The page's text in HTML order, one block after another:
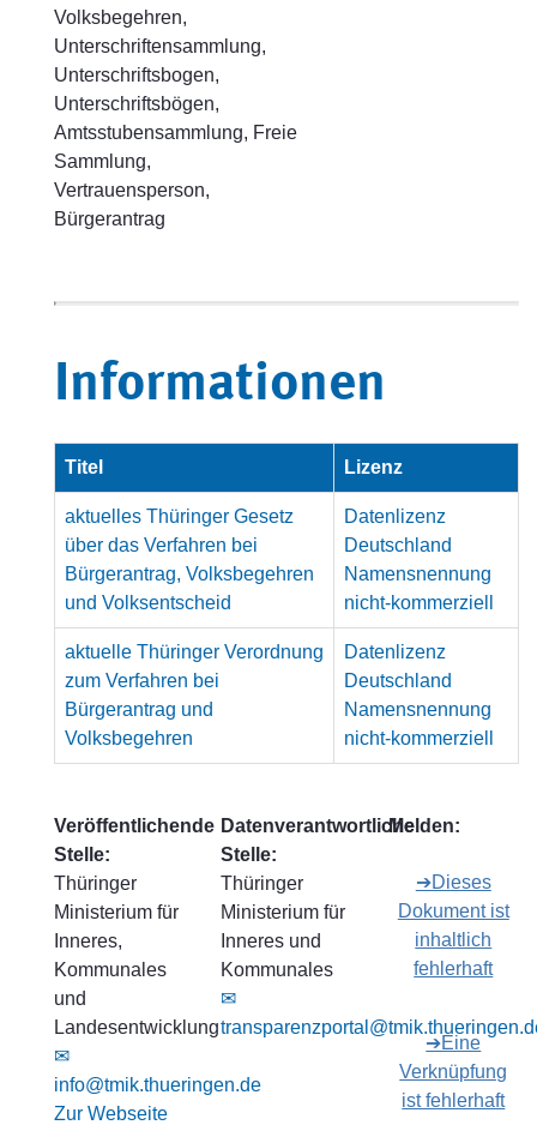
Volksbegehren,
Unterschriftensammlung,
Unterschriftsbogen,
Unterschriftsbögen,
Amtsstubensammlung, Freie
Sammlung,
Vertrauensperson,
Bürgerantrag
Informationen
Titel Lizenz
aktuelles Thüringer Gesetz
über das Verfahren bei
Bürgerantrag, Volksbegehren
und Volksentscheid
Datenlizenz
Deutschland
Namensnennung
nicht-kommerziell
aktuelle Thüringer Verordnung
zum Verfahren bei
Bürgerantrag und
Volksbegehren
Datenlizenz
Deutschland
Namensnennung
nicht-kommerziell
Veröffentlichende
Stelle:
Thüringer
Ministerium für
Inneres,
Kommunales
und
Landesentwicklung
✉
info@tmik.thueringen.de
Zur Webseite
Datenverantwortliche
Stelle:
Thüringer
Ministerium für
Inneres und
Kommunales
✉
Melden:
➔Dieses
Dokument ist
inhaltlich
fehlerhaft
➔Eine
Verknüpfung
ist fehlerhaft